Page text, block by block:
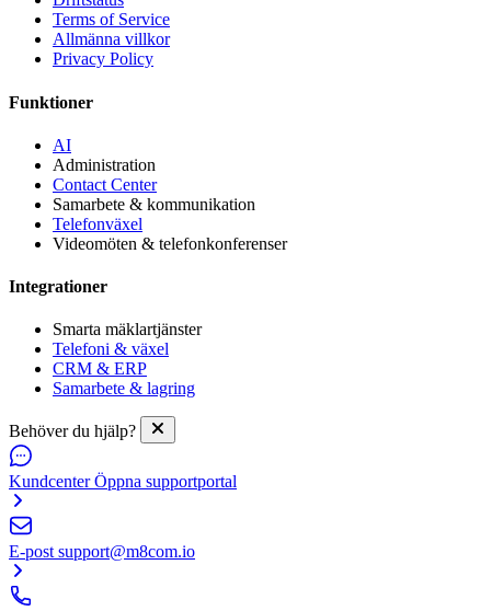
Terms of Service
Allmänna villkor
Privacy Policy
Funktioner
AI
Administration
Contact Center
Samarbete & kommunikation
Telefonväxel
Videomöten & telefonkonferenser
Integrationer
Smarta mäklartjänster
Telefoni & växel
CRM & ERP
Samarbete & lagring
Behöver du hjälp?
Kundcenter Öppna supportportal
E-post support@m8com.io